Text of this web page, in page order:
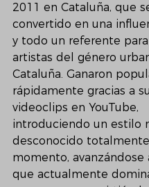
2011 en Cataluña, que
convertido en una
y todo un referente
artistas del género
Cataluña. Ganaron
rápidamente gracias a
videoclips en YouTube,
introduciendo un estilo
desconocido
momento, avanzándose
que actualmente